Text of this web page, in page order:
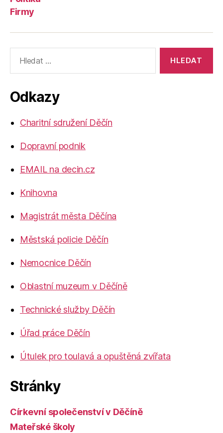
Firmy
vyhledávání:
Odkazy
Charitní sdružení Děčín
Dopravní podnik
EMAIL na decin.cz
Knihovna
Magistrát města Děčína
Městská policie Děčín
Nemocnice Děčín
Oblastní muzeum v Děčíně
Technické služby Děčín
Úřad práce Děčín
Útulek pro toulavá a opuštěná zvířata
Stránky
Církevní společenství v Děčíně
Mateřské školy